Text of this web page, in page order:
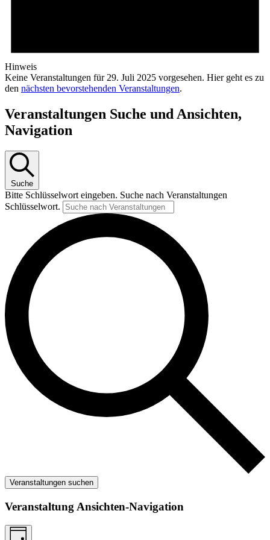
Hinweis
Keine Veranstaltungen für 29. Juli 2025 vorgesehen. Hier geht es zu
den nächsten bevorstehenden Veranstaltungen.
Veranstaltungen Suche und Ansichten,
Navigation
Suche
Bitte Schlüsselwort eingeben. Suche nach Veranstaltungen
Schlüsselwort.
Veranstaltungen suchen
Veranstaltung Ansichten-Navigation